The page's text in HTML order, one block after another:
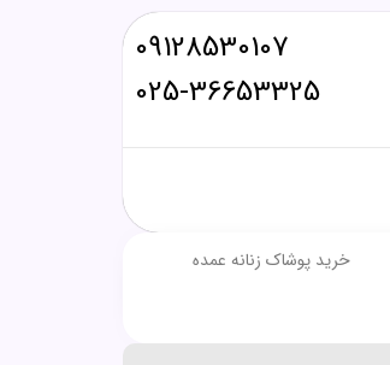
025-36653325
09128530107
خرید پوشاک زنانه عمده